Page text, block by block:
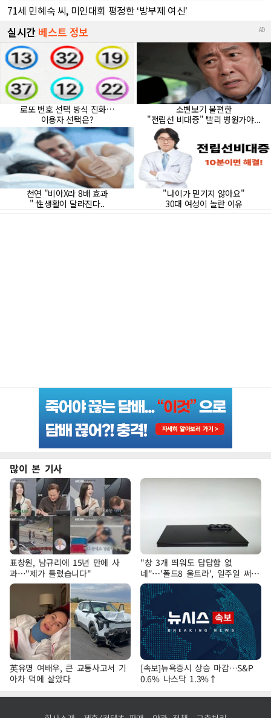
많이 본 기사
표창원, 남규리에 15년 만에 사
과…"제가 틀렸습니다"
"창 3개 띄워도 답답함 없
네"…'폴드8 울트라', 일주일 써보
니
英유명 여배우, 큰 교통사고서 기
아차 덕에 살았다
[속보]뉴욕증시 상승 마감…S&P
0.6% 나스닥 1.3%↑